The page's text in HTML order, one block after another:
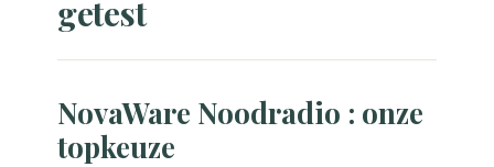
getest
NovaWare Noodradio : onze
topkeuze